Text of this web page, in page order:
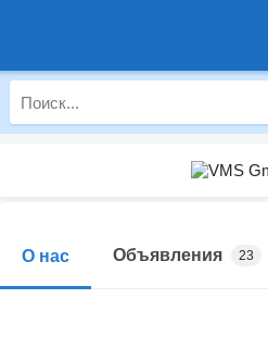
О нас Объявления 23